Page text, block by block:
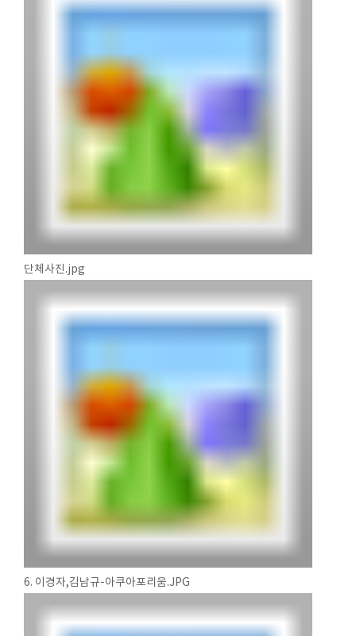
단체사진.jpg
6. 이경자,김남규-아쿠아포리움.JPG